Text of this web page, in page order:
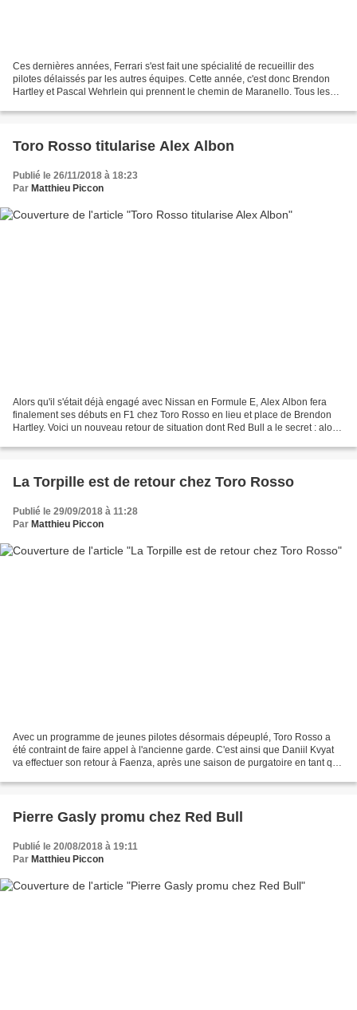
Ces dernières années, Ferrari s'est fait une spécialité de recueillir des
pilotes délaissés par les autres équipes. Cette année, c'est donc Brendon
Hartley et Pascal Wehrlein qui prennent le chemin de Maranello. Tous les
Toro Rosso titularise Alex Albon
Publié le 26/11/2018 à 18:23
Par Matthieu Piccon
Alors qu'il s'était déjà engagé avec Nissan en Formule E, Alex Albon fera
finalement ses débuts en F1 chez Toro Rosso en lieu et place de Brendon
Hartley. Voici un nouveau retour de situation dont Red Bull a le secret : alors
La Torpille est de retour chez Toro Rosso
Publié le 29/09/2018 à 11:28
Par Matthieu Piccon
Avec un programme de jeunes pilotes désormais dépeuplé, Toro Rosso a
été contraint de faire appel à l'ancienne garde. C'est ainsi que Daniil Kvyat
va effectuer son retour à Faenza, après une saison de purgatoire en tant que
Pierre Gasly promu chez Red Bull
Publié le 20/08/2018 à 19:11
Par Matthieu Piccon